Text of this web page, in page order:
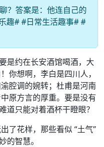
？答案是：他连自己的
趣# #日常生活趣事# #
是约在长安酒馆喝酒，大
你想啊，李白是四川人，
腔调的婉转；杜甫是河南
原方言的厚重。要是没有
道只能对着酒杯干瞪眼？
了花样，那些看似 “土气”
的智慧。